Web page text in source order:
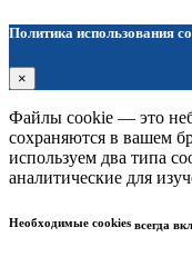
Политика использования
×
Файлы cookie — это
сохраняются в вашем
используем два типа
аналитические для
Необходимые cookies всегда